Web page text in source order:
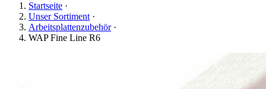
Startseite ·
Unser Sortiment ·
Arbeitsplattenzubehör ·
WAP Fine Line R6